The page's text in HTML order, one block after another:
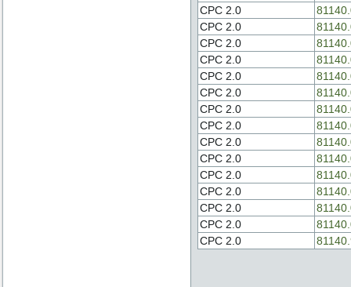
CPC 2.0
CPC 2.0
CPC 2.0
CPC 2.0
CPC 2.0
CPC 2.0
CPC 2.0
CPC 2.0
CPC 2.0
CPC 2.0
CPC 2.0
CPC 2.0
CPC 2.0
CPC 2.0
CPC 2.0